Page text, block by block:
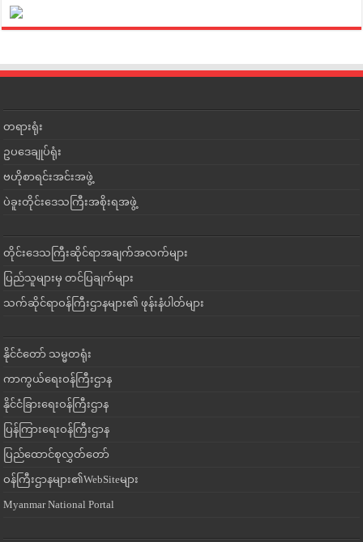
တရားရုံး
ဥပဒေချုပ်ရုံး
ဗဟိုစာရင်းအင်းအဖွဲ့
ပဲခူးတိုင်းဒေသကြီးအစိုးရအဖွဲ့
တိုင်းဒေသကြီးဆိုင်ရာအချက်အလက်များ
ပြည်သူများမှ တင်ပြချက်များ
သက်ဆိုင်ရာဝန်ကြီးဌာနများ၏ ဖုန်းနံပါတ်များ
နိုင်ငံတော် သမ္မတရုံး
ကာကွယ်ရေးဝန်ကြီးဌာန
နိုင်ငံခြားရေးဝန်ကြီးဌာန
ပြန်ကြားရေးဝန်ကြီးဌာန
ပြည်ထောင်စုလွှတ်တော်
ဝန်ကြီးဌာနများ၏WebSiteများ
Myanmar National Portal